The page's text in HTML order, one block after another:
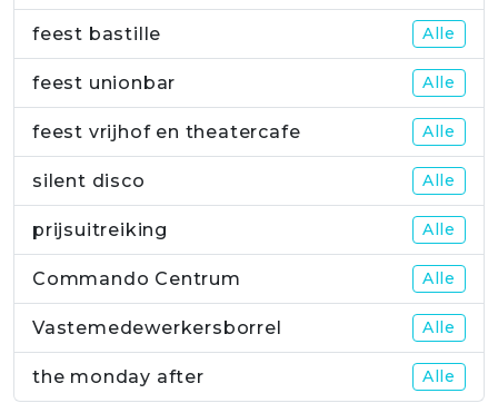
feest bastille Alle
feest unionbar Alle
feest vrijhof en theatercafe Alle
silent disco Alle
prijsuitreiking Alle
Commando Centrum Alle
Vastemedewerkersborrel Alle
the monday after Alle